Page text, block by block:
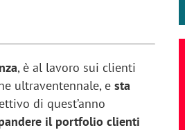
, è al lavoro sui clienti
ultraventennale, esta
di quest’anno
il portfolio clienti